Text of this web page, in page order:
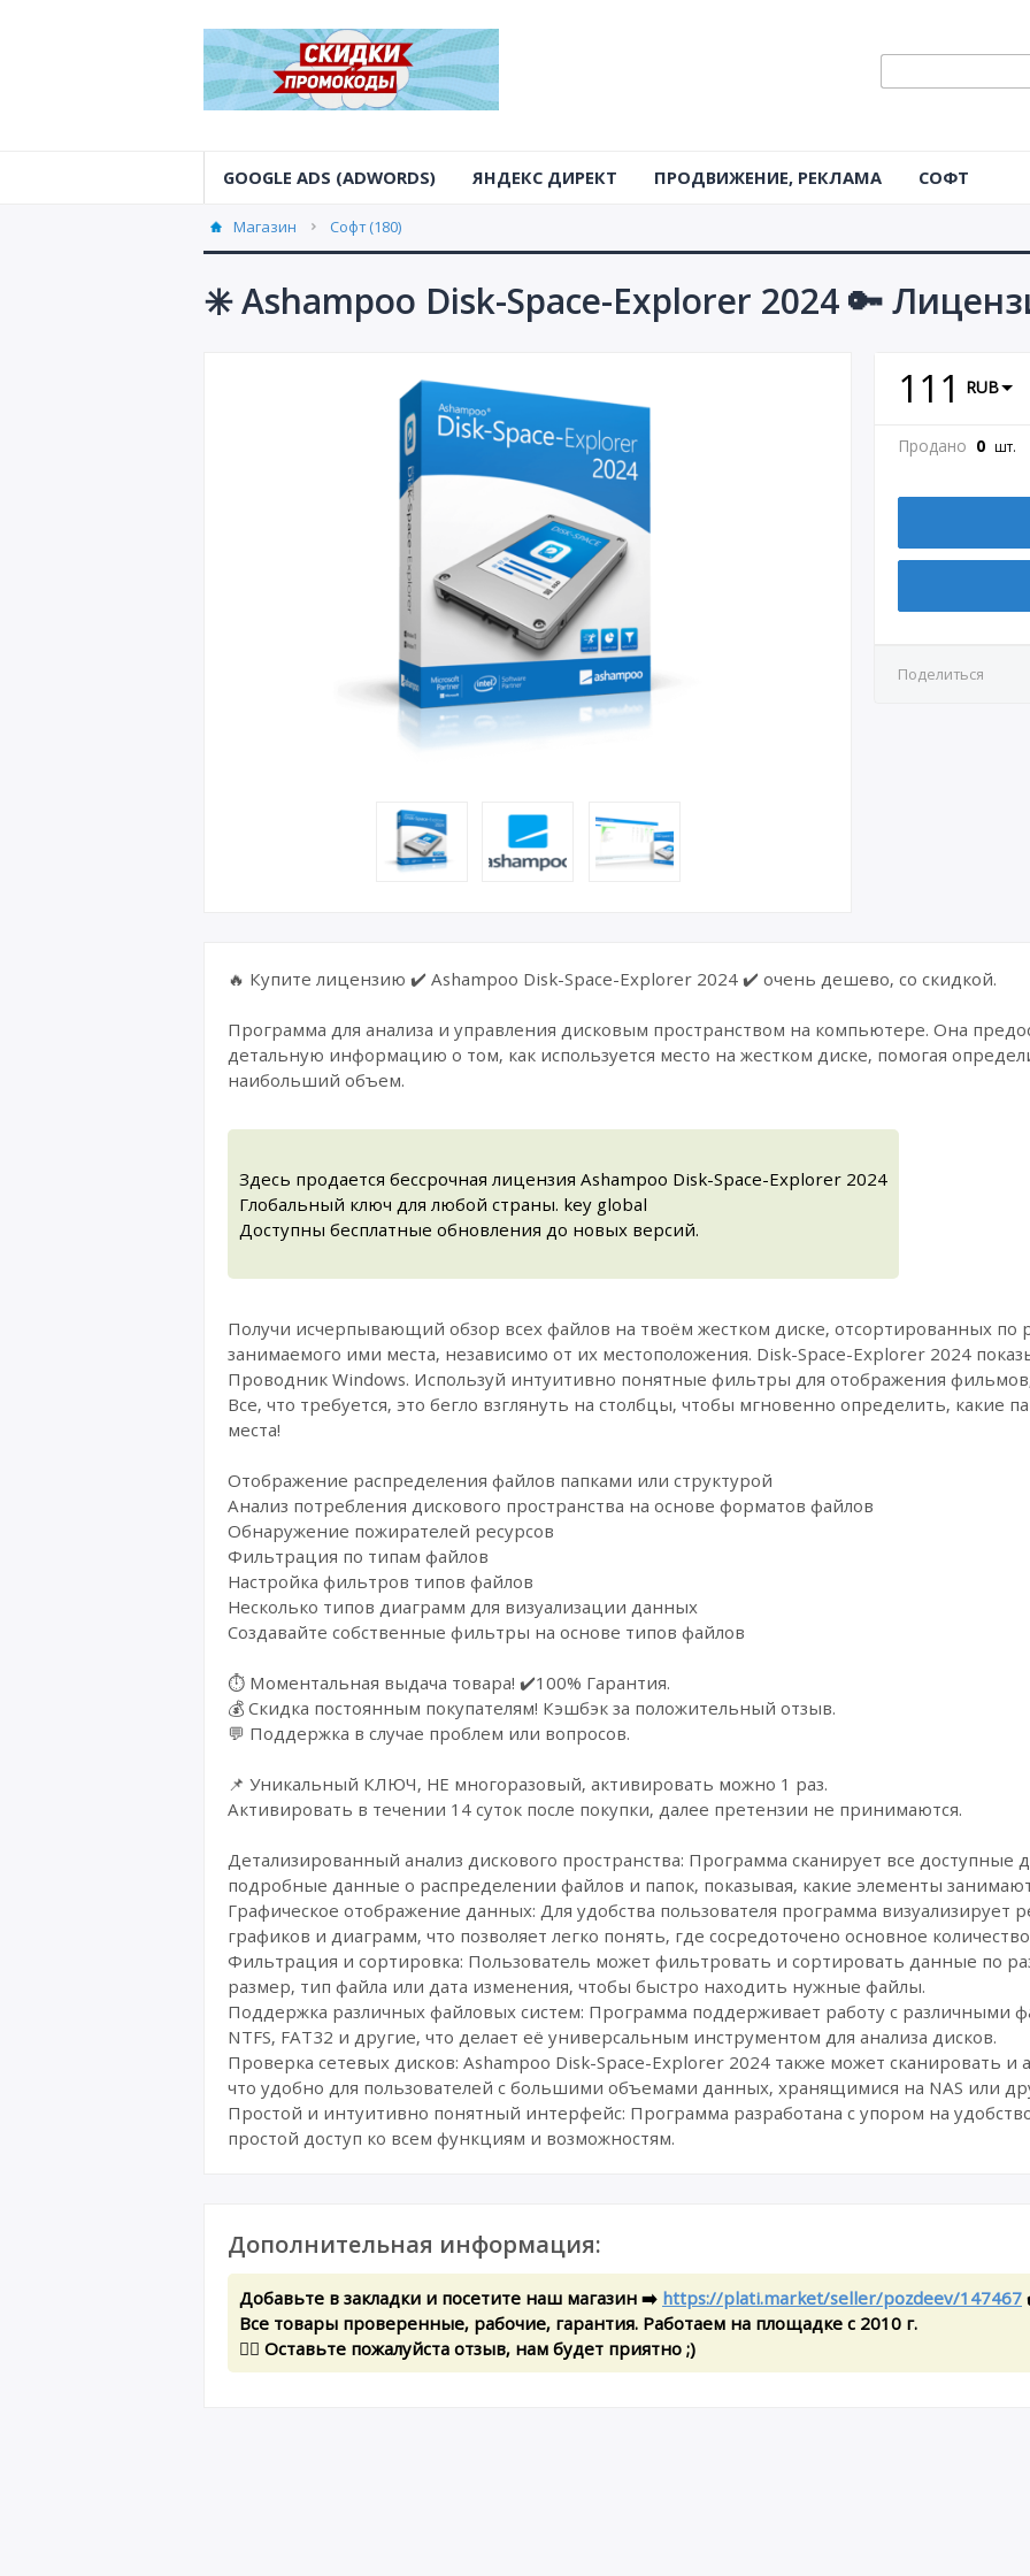
GOOGLE ADS (ADWORDS) ЯНДЕКС ДИРЕКТ ПРОДВИЖЕНИЕ, РЕКЛАМА СОФТ
Магазин Софт (180)
✳️ Ashampoo Disk-Space-Explorer 2024 🔑
111 RUB
Продано 0 шт.
Поделиться
🔥 Купите лицензию ✔️ Ashampoo Disk-Space-Explorer 2024 ✔️ очень дешево, со скидкой.
Программа для анализа и управления дисковым пространством на компьютере. Она
детальную информацию о том, как используется место на жестком диске, помогая
наибольший объем.
Здесь продается бессрочная лицензия Ashampoo Disk-Space-Explorer 2024
Глобальный ключ для любой страны. key global
Доступны бесплатные обновления до новых версий.
Получи исчерпывающий обзор всех файлов на твоём жестком диске, отсортированных по
занимаемого ими места, независимо от их местоположения. Disk-Space-Explorer 2024
Проводник Windows. Используй интуитивно понятные фильтры для отображения
Все, что требуется, это бегло взглянуть на столбцы, чтобы мгновенно определить, какие
места!
Отображение распределения файлов папками или структурой
Анализ потребления дискового пространства на основе форматов файлов
Обнаружение пожирателей ресурсов
Фильтрация по типам файлов
Настройка фильтров типов файлов
Несколько типов диаграмм для визуализации данных
Создавайте собственные фильтры на основе типов файлов
⏱️ Моментальная выдача товара! ✔️100% Гарантия.
💰 Cкидка постоянным покупателям! Кэшбэк за положительный отзыв.
💬 Поддержка в случае проблем или вопросов.
📌 Уникальный КЛЮЧ, НЕ многоразовый, активировать можно 1 раз.
Активировать в течении 14 суток после покупки, далее претензии не принимаются.
Детализированный анализ дискового пространства: Программа сканирует все доступные
подробные данные о распределении файлов и папок, показывая, какие элементы
Графическое отображение данных: Для удобства пользователя программа визуализирует
графиков и диаграмм, что позволяет легко понять, где сосредоточено основное
Фильтрация и сортировка: Пользователь может фильтровать и сортировать данные по
размер, тип файла или дата изменения, чтобы быстро находить нужные файлы.
Поддержка различных файловых систем: Программа поддерживает работу с различными
NTFS, FAT32 и другие, что делает её универсальным инструментом для анализа дисков.
Проверка сетевых дисков: Ashampoo Disk-Space-Explorer 2024 также может сканировать и
что удобно для пользователей с большими объемами данных, хранящимися на NAS или
Простой и интуитивно понятный интерфейс: Программа разработана с упором на
простой доступ ко всем функциям и возможностям.
Дополнительная информация:
Добавьте в закладки и посетите наш магазин ➡️ https://plati.market/seller/pozdeev/147467
Все товары проверенные, рабочие, гарантия. Работаем на площадке с 2010 г.
✍🏻 Оставьте пожалуйста отзыв, нам будет приятно ;)